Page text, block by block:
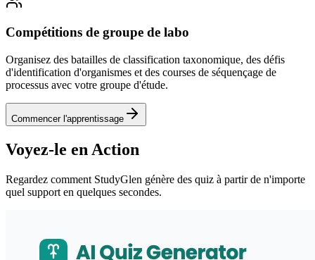
Compétitions de groupe de labo
Organisez des batailles de classification taxonomique, des défis
d'identification d'organismes et des courses de séquençage de
processus avec votre groupe d'étude.
Commencer l'apprentissage
Voyez-le en Action
Regardez comment StudyGlen génère des quiz à partir de n'importe
quel support en quelques secondes.